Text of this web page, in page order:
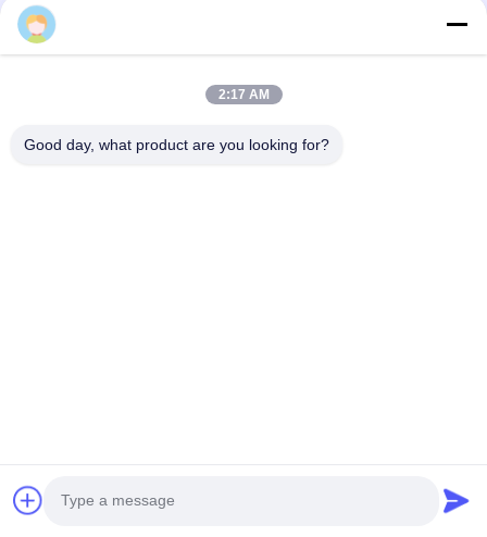
mình:
hơi M12
cho điện tửvan thấm khí cho chiếu sáng ngoài trờivan
. Với
2:17 AM
Good day, what product are you looking for?